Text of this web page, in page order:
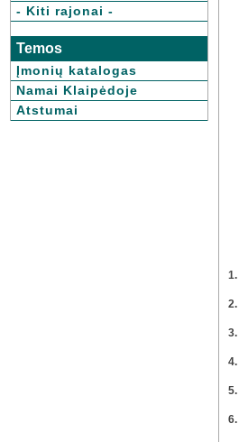
- Kiti rajonai -
Temos
Įmonių katalogas
Namai Klaipėdoje
Atstumai
1.
2.
3.
4.
5.
6.